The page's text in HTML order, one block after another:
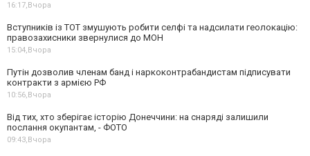
16:17,Вчора
Вступників із ТОТ змушують робити селфі та надсилати геолокацію:
правозахисники звернулися до МОН
15:04,Вчора
Путін дозволив членам банд і наркоконтрабандистам підписувати
контракти з армією РФ
10:56,Вчора
Від тих, хто зберігає історію Донеччини: на снаряді залишили
послання окупантам, - ФОТО
09:43,Вчора